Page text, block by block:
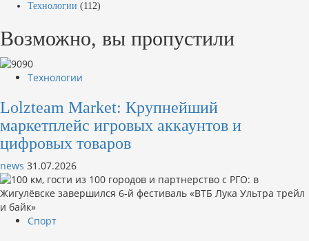
Технологии (112)
Возможно, вы пропустили
Технологии
Lolzteam Market: Крупнейший
маркетплейс игровых аккаунтов и
цифровых товаров
news 31.07.2026
Спорт